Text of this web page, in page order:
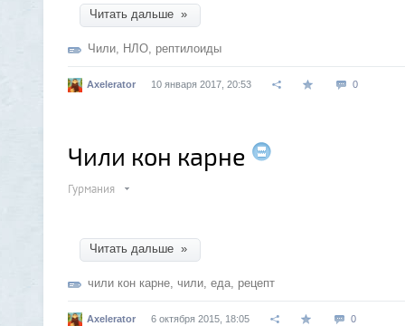
Читать дальше »
Чили, НЛО, рептилоиды
Axelerator 10 января 2017, 20:53 0
Чили кон карнe
Гурмания
Читать дальше »
чили кон карне, чили, еда, рецепт
Axelerator 6 октября 2015, 18:05 0